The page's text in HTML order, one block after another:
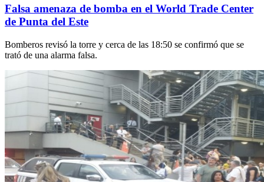
Falsa amenaza de bomba en el World Trade Center
de Punta del Este
Bomberos revisó la torre y cerca de las 18:50 se confirmó que se
trató de una alarma falsa.